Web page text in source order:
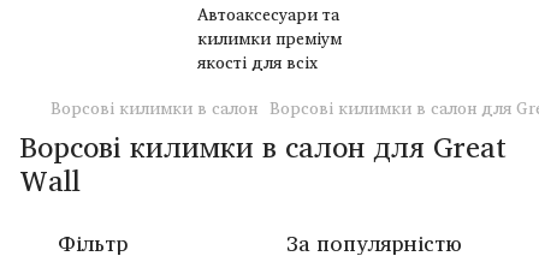
Ворсові килимки в салон Ворсові килимки в салон для
Ворсові килимки в салон для Great
Wall
Фільтр За популярністю